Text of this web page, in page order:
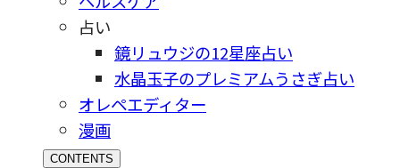
占い
鏡リュウジの12星座占い
水晶玉子のプレミアムうさぎ占い
オレペエディター
漫画
CONTENTS